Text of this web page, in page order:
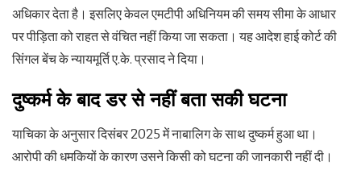
अधिकार देता है। इसलिए केवल एमटीपी अधिनियम की समय सीमा के आधार
पर पीड़िता को राहत से वंचित नहीं किया जा सकता। यह आदेश हाई कोर्ट की
सिंगल बेंच के न्यायमूर्ति ए.के. प्रसाद ने दिया।
दुष्कर्म के बाद डर से नहीं बता सकी घटना
याचिका के अनुसार दिसंबर 2025 में नाबालिग के साथ दुष्कर्म हुआ था।
आरोपी की धमकियों के कारण उसने किसी को घटना की जानकारी नहीं दी।